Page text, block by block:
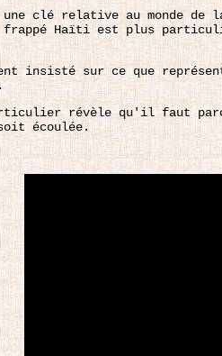
clé relative au monde de
frappé Haïti est plus
insisté sur ce que
révèle qu'il faut
écoulée.